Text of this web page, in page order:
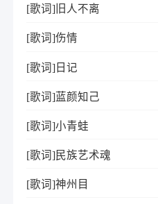
[歌词]旧人不离
[歌词]伤情
[歌词]日记
[歌词]蓝颜知己
[歌词]小青蛙
[歌词]民族艺术魂
[歌词]神州目